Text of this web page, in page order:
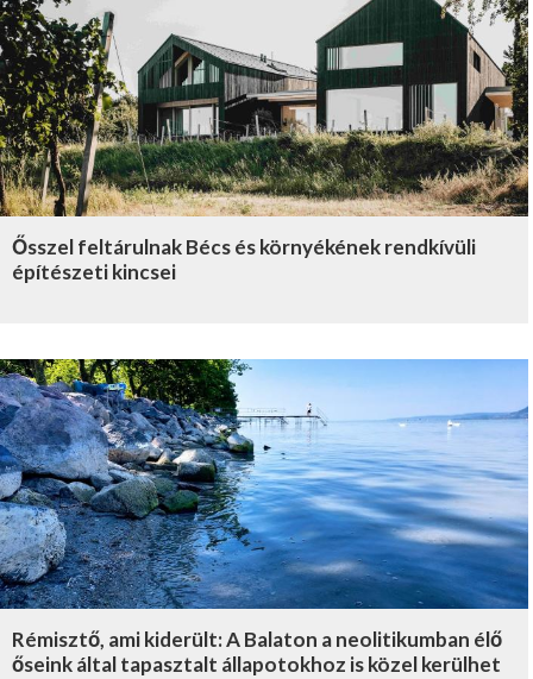
Ősszel feltárulnak Bécs és környékének rendkívüli
építészeti kincsei
Rémisztő, ami kiderült: A Balaton a neolitikumban élő
őseink által tapasztalt állapotokhoz is közel kerülhet